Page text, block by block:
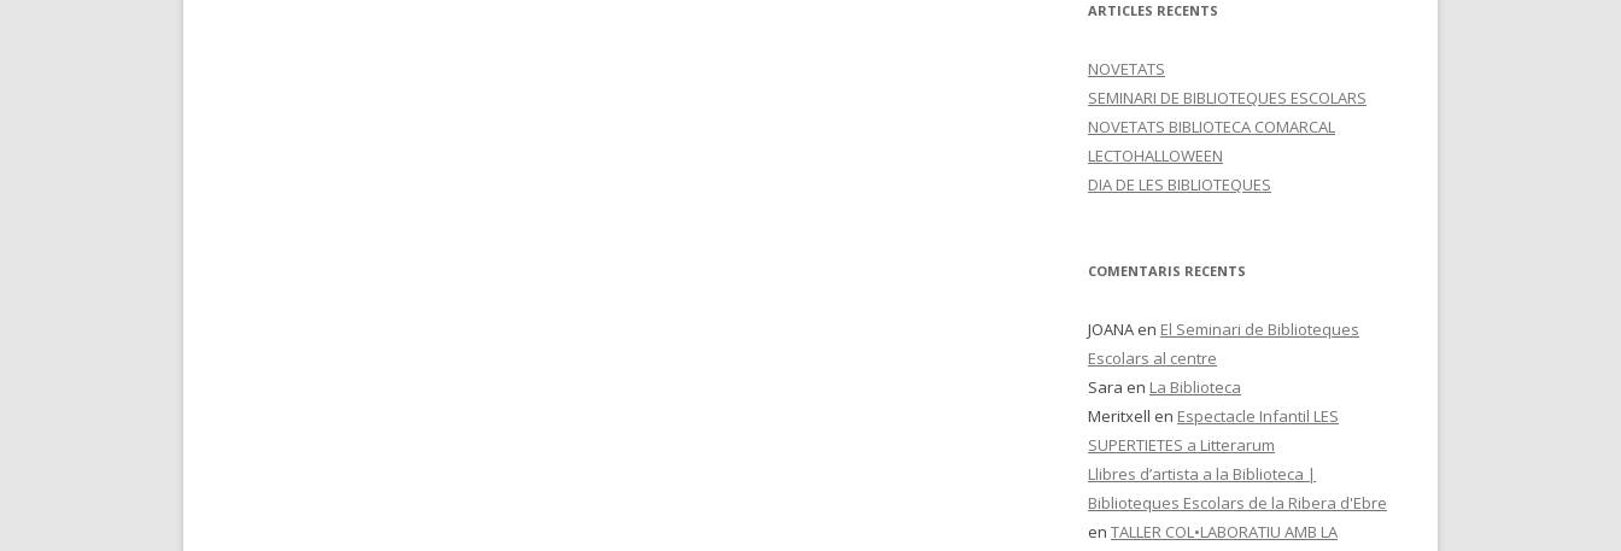
ARTICLES RECENTS
NOVETATS
SEMINARI DE BIBLIOTEQUES ESCOLARS
NOVETATS BIBLIOTECA COMARCAL
LECTOHALLOWEEN
DIA DE LES BIBLIOTEQUES
COMENTARIS RECENTS
JOANA en El Seminari de Biblioteques
Escolars al centre
Sara en La Biblioteca
Meritxell en Espectacle Infantil LES
SUPERTIETES a Litterarum
Llibres d’artista a la Biblioteca |
Biblioteques Escolars de la Ribera d'Ebre
en TALLER COL•LABORATIU AMB LA